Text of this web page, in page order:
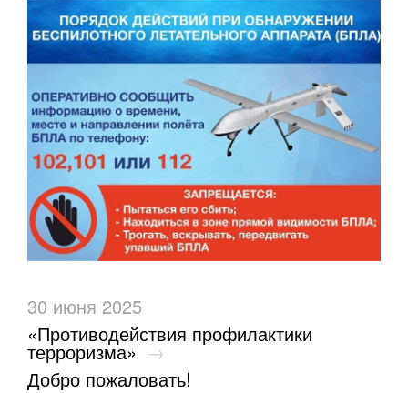
30 июня 2025
«Противодействия профилактики
терроризма» →
Добро пожаловать!